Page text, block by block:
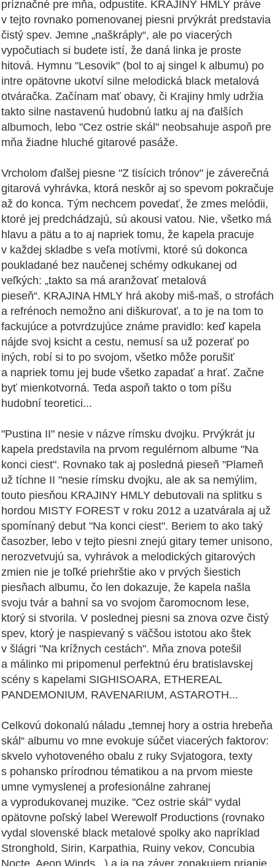
príznačné pre mňa, odpustite. KRAJINY HMLY práve
v tejto rovnako pomenovanej piesni prvýkrát predstavia
čistý spev. Jemne „naškráply“, ale po viacerých
vypočutiach si budete istí, že daná linka je proste
hitová. Hymnu "Lesovik" (bol to aj singel k albumu) po
intre opätovne ukotví silne melodická black metalová
otváračka. Začínam mať obavy, či Krajiny hmly udržia
takto silne nastavenú hudobnú latku aj na ďalších
albumoch, lebo "Cez ostrie skál" neobsahuje aspoň pre
mňa žiadne hluché gitarové pasáže.
Vrcholom ďalšej piesne "Z tisícich trónov" je záverečná
gitarová vyhrávka, ktorá neskôr aj so spevom pokračuje
až do konca. Tým nechcem povedať, že zmes melódii,
ktoré jej predchádzajú, sú akousi vatou. Nie, všetko má
hlavu a pätu a to aj napriek tomu, že kapela pracuje
v každej skladbe s veľa motívmi, ktoré sú dokonca
poukladané bez naučenej schémy odkukanej od
veľkých: „takto sa má aranžovať metalová
pieseň“. KRAJINA HMLY hrá akoby miš-maš, o strofách
a refrénoch nemožno ani diškurovať, a to je na tom to
fackujúce a potvrdzujúce známe pravidlo: keď kapela
nájde svoj ksicht a cestu, nemusí sa už pozerať po
iných, robí si to po svojom, všetko môže porušiť
a napriek tomu jej bude všetko zapadať a hrať. Začne
byť mienkotvorná. Teda aspoň takto o tom píšu
hudobní teoretici...
"Pustina II" nesie v názve rímsku dvojku. Prvýkrát ju
kapela predstavila na prvom regulérnom albume "Na
konci ciest". Rovnako tak aj posledná pieseň "Plameň
už tíchne II "nesie rímsku dvojku, ale ak sa nemýlim,
touto piesňou KRAJINY HMLY debutovali na splitku s
hordou MISTY FOREST v roku 2012 a uzatvárala aj už
spomínaný debut "Na konci ciest". Beriem to ako taký
časozber, lebo v tejto piesni znejú gitary temer unisono,
nerozvetvujú sa, vyhrávok a melodických gitarových
zmien nie je toľké priehrštie ako v prvých šiestich
piesňach albumu, čo len dokazuje, že kapela našla
svoju tvár a bahní sa vo svojom čaromocnom lese,
ktorý si stvorila. V poslednej piesni sa znova ozve čistý
spev, ktorý je naspievaný s väčšou istotou ako štek
v šlágri "Na krížnych cestách". Mňa znova potešil
a málinko mi pripomenul perfektnú éru bratislavskej
scény s kapelami SIGHISOARA, ETHEREAL
PANDEMONIUM, RAVENARIUM, ASTAROTH...
Celkovú dokonalú náladu „temnej hory a ostria hrebeňa
skál“ albumu vo mne evokuje súčet viacerých faktorov:
skvelo vyhotoveného obalu z ruky Svjatogora, texty
s pohansko prírodnou tématikou a na prvom mieste
umne vymyslenej a profesionálne zahranej
a vyprodukovanej muzike. "Cez ostrie skál" vydal
opätovne poľský label Werewolf Productions (rovnako
vydal slovenské black metalové spolky ako napríklad
Stronghold, Sirin, Karpathia, Ruiny vekov, Concubia
Nocte, Aeon Winds...) a ja na záver zopakujem prianie